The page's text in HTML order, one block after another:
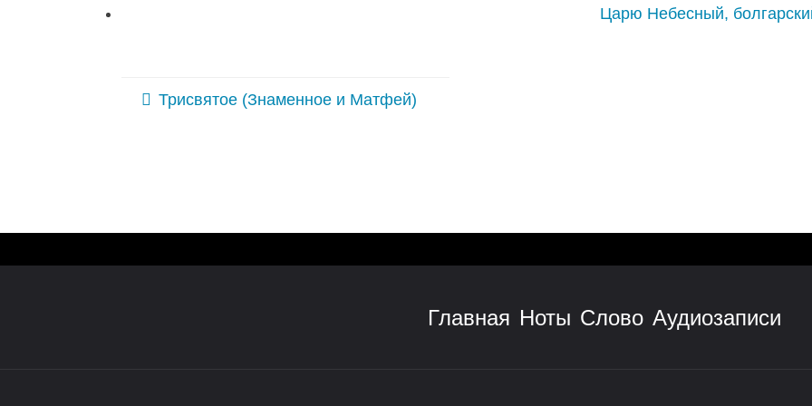
Царю Небесный,
Трисвятое (Знаменное и Матфей)
Главная Ноты Слово Аудиозаписи